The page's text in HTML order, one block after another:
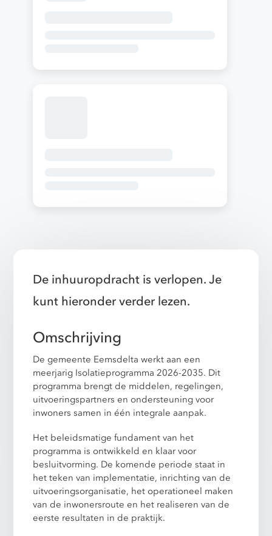
De inhuuropdracht is verlopen. Je
kunt hieronder verder lezen.
Omschrijving
De gemeente Eemsdelta werkt aan een
meerjarig Isolatieprogramma 2026-2035. Dit
programma brengt de middelen, regelingen,
uitvoeringspartners en ondersteuning voor
inwoners samen in één integrale aanpak.
Het beleidsmatige fundament van het
programma is ontwikkeld en klaar voor
besluitvorming. De komende periode staat in
het teken van implementatie, inrichting van de
uitvoeringsorganisatie, het operationeel maken
van de inwonersroute en het realiseren van de
eerste resultaten in de praktijk.